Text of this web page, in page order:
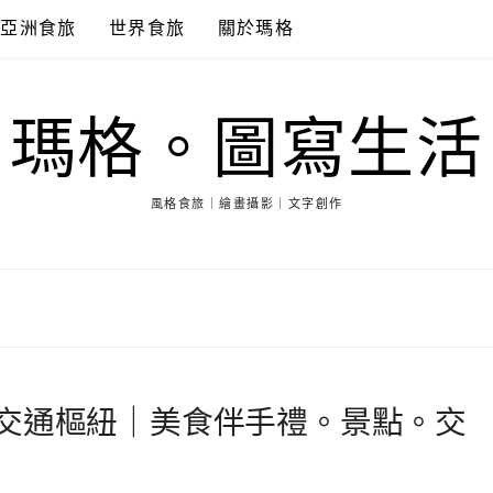
亞洲食旅 世界食旅 關於瑪格
瑪格。圖寫生活
風格食旅｜繪畫攝影｜文字創作
通樞紐｜美食伴手禮。景點。交